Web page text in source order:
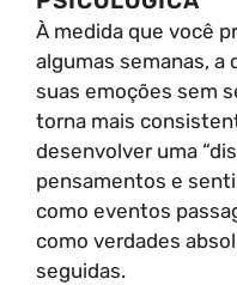
À medida que você
algumas semanas, a
suas emoções sem
torna mais
desenvolver uma
pensamentos e
como eventos
como verdades
seguidas.